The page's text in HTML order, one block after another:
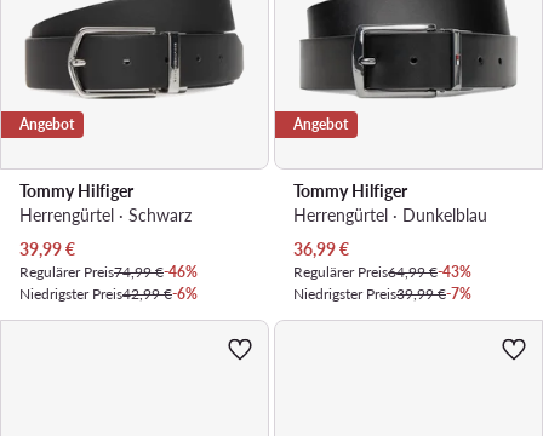
Angebot
Tommy Hilfiger
Herrengürtel · Schwarz
Aktueller Preis
39,99€
Regulärer Preis74,99 €-46%
Niedrigster Preis42,99 €-6%
Angebot
Tommy Hilfiger
Herrengürtel · Dunkelblau
Aktueller Preis
36,99€
Regulärer Preis64,99 €-43%
Niedrigster Preis39,99 €-7%